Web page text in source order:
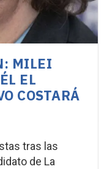
MILEI
EL
COSTARÁ
tras las
de La